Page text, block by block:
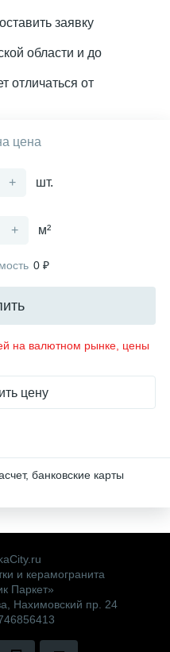
заявку
области и до
отличаться от
цена
+ шт.
+ м²
0 ₽
на валютном рынке, цены
цену
банковские карты
и керамогранита
Паркет»
Нахимовский пр. 24